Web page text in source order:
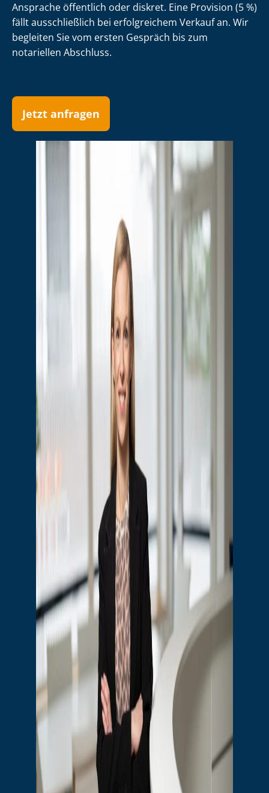
Ansprache öffentlich oder diskret. Eine Provision (5 %)
fällt ausschließlich bei erfolgreichem Verkauf an. Wir
begleiten Sie vom ersten Gespräch bis zum
notariellen Abschluss.
Jetzt anfragen